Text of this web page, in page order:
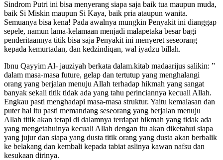
Sindrom Putri ini bisa menyerang siapa saja baik tua maupun muda,
baik Si Miskin maupun Si Kaya, baik pria ataupun wanita.
Semuanya bisa kena! Pada awalnya mungkin Penyakit ini dianggap
sepele, namun lama-kelamaan menjadi malapetaka besar bagi
penderitaannya titik bisa saja Penyakit ini menyeret seseorang
Ibnu Qayyim Al- jauziyah berkata dalam.kitab madaarijus salikin: ”
dalam masa-masa future, gelap dan tertutup yang menghalangi
orang yang berjalan menuju Allah terhadap hikmah yang sangat
banyak sekali titik tidak ada yang tahu perinciannya kecuali Allah.
Engkau pasti menghadapi masa-masa struktur. Yaitu kemalasan dan
puter hal itu pasti memandang seseorang yang berjalan menuju
Allah titik akan tetapi di dalamnya terdapat hikmah yang tidak ada
yang mengetahuinya kecuali Allah dengan itu akan diketahui siapa
yang jujur dan siapa yang dusta titik orang yang dusta akan berbalik
ke belakang dan kembali kepada tabiat aslinya kawan nafsu dan